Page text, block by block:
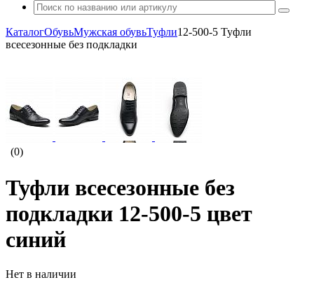
КаталогОбувьМужская обувьТуфли12-500-5 Туфли
всесезонные без подкладки
(0)
Туфли всесезонные без
подкладки 12-500-5 цвет
синий
Нет в наличии